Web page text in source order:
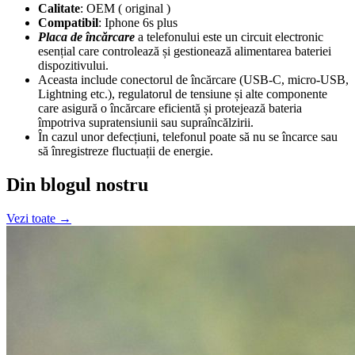
Calitate: OEM ( original )
Compatibil: Iphone 6s plus
Placa de încărcare a telefonului este un circuit electronic
esențial care controlează și gestionează alimentarea bateriei
dispozitivului.
Aceasta include conectorul de încărcare (USB-C, micro-USB,
Lightning etc.), regulatorul de tensiune și alte componente
care asigură o încărcare eficientă și protejează bateria
împotriva supratensiunii sau supraîncălzirii.
În cazul unor defecțiuni, telefonul poate să nu se încarce sau
să înregistreze fluctuații de energie.
Din blogul nostru
Vezi toate →